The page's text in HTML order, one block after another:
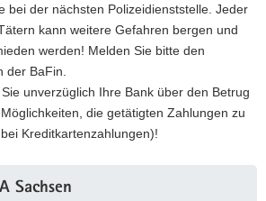
bei der nächsten Polizeidienststelle. Jeder
kann weitere Gefahren bergen und
werden! Melden Sie bitte den
der BaFin.
unverzüglich Ihre Bank über den Betrug
die getätigten Zahlungen zu
Kreditkartenzahlungen)!
Sachsen